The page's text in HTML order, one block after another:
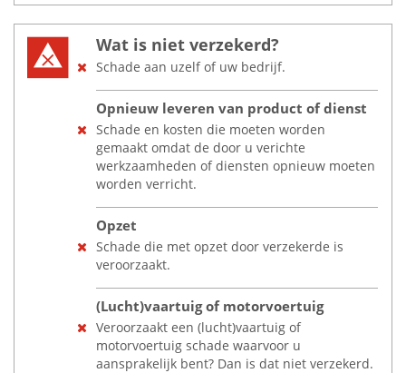
Wat is niet verzekerd?
Schade aan uzelf of uw bedrijf.
Opnieuw leveren van product of dienst
Schade en kosten die moeten worden
gemaakt omdat de door u verichte
werkzaamheden of diensten opnieuw moeten
worden verricht.
Opzet
Schade die met opzet door verzekerde is
veroorzaakt.
(Lucht)vaartuig of motorvoertuig
Veroorzaakt een (lucht)vaartuig of
motorvoertuig schade waarvoor u
aansprakelijk bent? Dan is dat niet verzekerd.